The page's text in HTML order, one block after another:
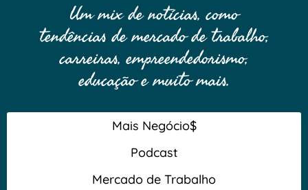
Um mix de notícias, como
tendências de mercado de trabalho,
carreiras, empreendedorismo,
educação e muito mais.
Mais Negócio$
Podcast
Mercado de Trabalho